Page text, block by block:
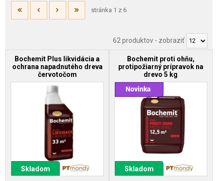
stránka 1 z 6
62 produktov- zobraziť
Bochemit Plus likvidácia a
ochrana napadnutého dreva
červotočom
Skladom
Bochemit proti ohňu,
protipožiarný prípravok na
drevo 5 kg
Skladom